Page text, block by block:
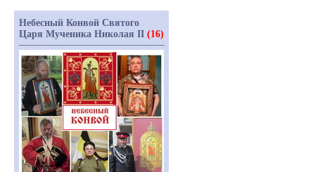
Небесный Конвой Святого
Царя Мученика Николая II (16)